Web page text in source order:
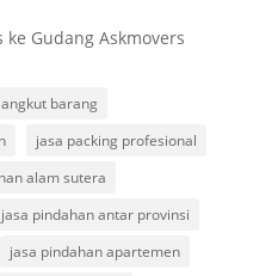
ke Gudang Askmovers
barang
jasa packing profesional
alam sutera
jasa pindahan antar provinsi
jasa pindahan apartemen